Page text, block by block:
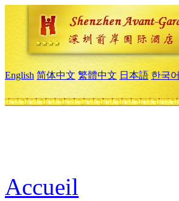
English 简体中文 繁體中文 日本語 한국어
Accueil